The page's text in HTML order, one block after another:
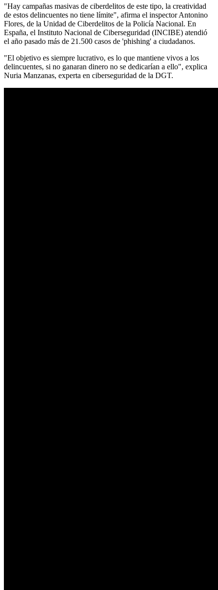
"Hay campañas masivas de ciberdelitos de este tipo, la creatividad
de estos delincuentes no tiene límite", afirma el inspector Antonino
Flores, de la Unidad de Ciberdelitos de la Policía Nacional. En
España, el Instituto Nacional de Ciberseguridad (INCIBE) atendió
el año pasado más de 21.500 casos de 'phishing' a ciudadanos.
"El objetivo es siempre lucrativo, es lo que mantiene vivos a los
delincuentes, si no ganaran dinero no se dedicarían a ello", explica
Nuria Manzanas, experta en ciberseguridad de la DGT.